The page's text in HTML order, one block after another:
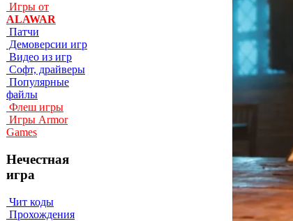
Игры от
ALAWAR
Патчи
Демоверсии игр
Видео из игр
Софт, драйверы
Популярные
файлы
Флеш игры
Игры Armor
Games
Нечестная
игра
Чит коды
Прохождения